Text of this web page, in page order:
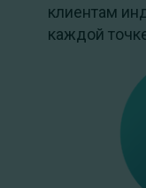
клиентам
каждой